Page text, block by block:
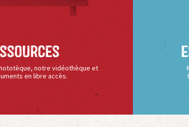
notre vidéothèque et
en libre accès.